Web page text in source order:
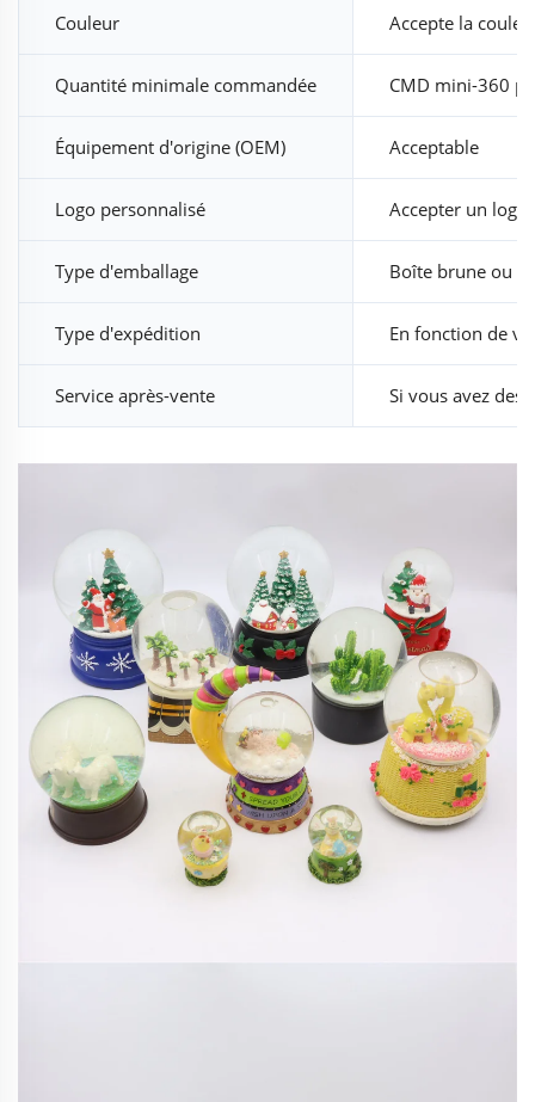
Couleur Accepte la
Quantité minimale commandée CMD mini-360
Équipement d'origine (OEM) Acceptable
Logo personnalisé Accepter un logo
Type d'emballage Boîte brune ou
Type d'expédition En fonction de
Service après-vente Si vous avez des